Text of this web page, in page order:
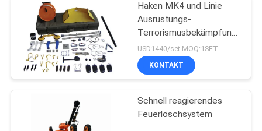
Haken MK4 und Linie
Ausrüstungs-
Terrorismusbekämpfungs-
Ausrüstung für Griff-
Verdächtig-Sprengstoff
USD1440/set MOQ:1SET
KONTAKT
Schnell reagierendes
Feuerlöschsystem